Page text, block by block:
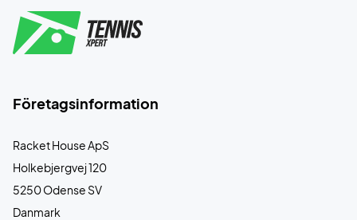
Företagsinformation
Racket House ApS
Holkebjergvej 120
5250 Odense SV
Danmark